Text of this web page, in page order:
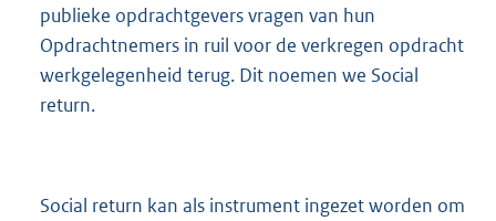
publieke opdrachtgevers vragen van hun
Opdrachtnemers in ruil voor de verkregen opdracht
werkgelegenheid terug. Dit noemen we Social
return.
Social return kan als instrument ingezet worden om